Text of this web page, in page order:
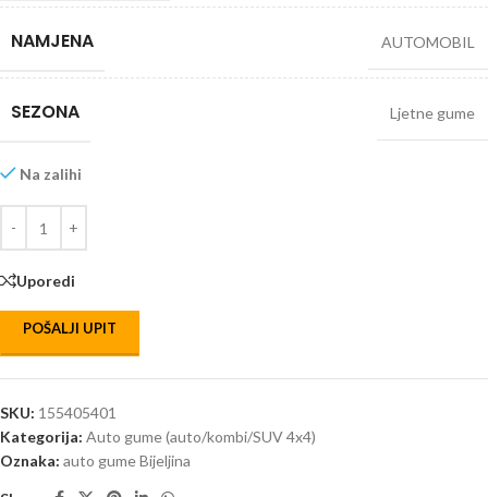
NAMJENA AUTOMOBIL
SEZONA Ljetne gume
Na zalihi
Uporedi
POŠALJI UPIT
SKU: 155405401
Kategorija: Auto gume (auto/kombi/SUV 4x4)
Oznaka: auto gume Bijeljina